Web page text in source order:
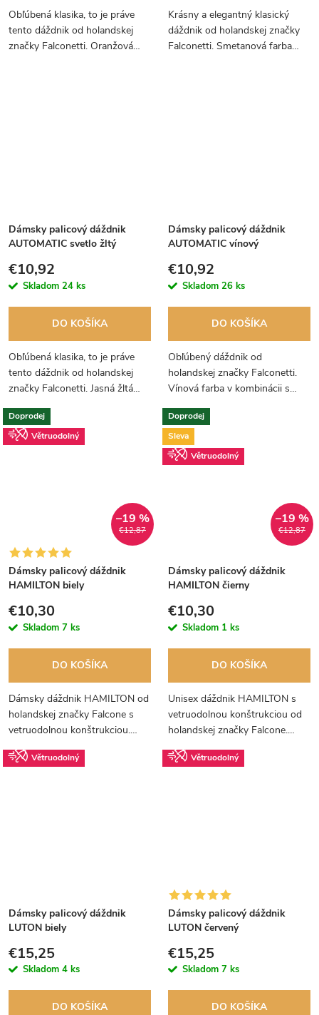
Obľúbená klasika, to je práve
tento dáždnik od holandskej
značky Falconetti. Oranžová
Krásny a elegantný klasický
dáždnik od holandskej značky
Falconetti. Smetanová farba
Dámsky palicový dáždnik
AUTOMATIC svetlo žltý
€10,92
Skladom 24 ks
DO KOŠÍKA
Obľúbená klasika, to je práve
tento dáždnik od holandskej
značky Falconetti. Jasná žltá
Dámsky palicový dáždnik
AUTOMATIC vínový
€10,92
Skladom 26 ks
DO KOŠÍKA
Obľúbený dáždnik od
holandskej značky Falconetti.
Vínová farba v kombinácii s
sú ideálom pre fanúšikov
klasiky.
Doprodej
Větruodolný
€12,87
–19 %
Dámsky palicový dáždnik
HAMILTON biely
€10,30
Skladom 7 ks
DO KOŠÍKA
Dámsky dáždnik HAMILTON od
holandskej značky Falcone s
vetruodolnou konštrukciou.
pritom pevný.
Doprodej
Sleva
Větruodolný
€12,87
–19 %
Dámsky palicový dáždnik
HAMILTON čierny
€10,30
Skladom 1 ks
DO KOŠÍKA
Unisex dáždnik HAMILTON s
vetruodolnou konštrukciou od
holandskej značky Falcone.
pritom pevný.
Větruodolný
Dámsky palicový dáždnik
LUTON biely
€15,25
Skladom 4 ks
DO KOŠÍKA
Větruodolný
Dámsky palicový dáždnik
LUTON červený
€15,25
Skladom 7 ks
DO KOŠÍKA